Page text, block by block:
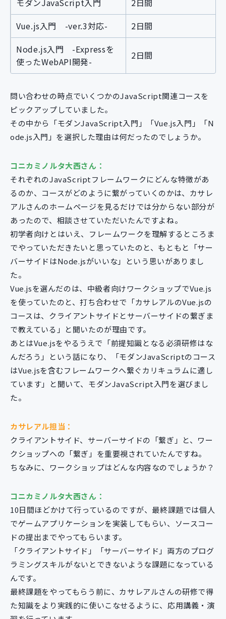
モダンJavaScript入門
2日間
Vue.js入門 -ver.3対応-
2日間
Node.js入門 -Expressを
使ったWebAPI開発-
2日間
問い合わせの時点でいくつかのJavaScript関連コースを
ピックアップしていました。
その中から「モダンJavaScript入門」「Vue.js入門」「N
ode.js入門」を選択した理由は何だったのでしょうか。
コニカミノルタ大西さん：
それぞれのJavaScriptフレームワークにどんな特徴があ
るのか、コースがどのように繋がっていくのかは、カサレ
アルさんのホームページを見るだけでは分からない部分が
あったので、相談させていただいたんですよね。
初学者向けとはいえ、フレームワークを理解するところま
でやっていただきたいと思っていたのと、もともと「サー
バーサイドはNode.jsがいいな」という思いがありまし
た。
Vue.jsを選んだのは、中級者向けワークショップでVue.js
を使っていたのと、打ち合わせで「カサレアルのVue.jsの
コースは、クライアントサイドとサーバーサイドの繋ぎま
で教えている」と聞いたのが理由です。
あとはVue.jsをやるうえで「前提知識となる必須研修はな
んだろう」という話になり、「モダンJavaScriptのコース
はVue.jsを含むフレームワークへ繋ぐカリキュラムに適し
ています」と聞いて、モダンJavaScript入門を選びまし
た。
カサレアル担当：
クライアントサイド、サーバーサイドの「繋ぎ」と、ワー
クショップへの「繋ぎ」を重要視されていたんですね。
ちなみに、ワークショップはどんな内容なのでしょうか？
コニカミノルタ大西さん：
10日間ほどかけて行っているのですが、最終課題では個人
でゲームアプリケーションを実装してもらい、ソースコー
ドの提出までやってもらいます。
「クライアントサイド」「サーバーサイド」両方のプログ
ラミングスキルがないとできないような課題になっている
んです。
最終課題をやってもらう前に、カサレアルさんの研修で得
た知識をより実践的に使いこなせるように、応用講義・演